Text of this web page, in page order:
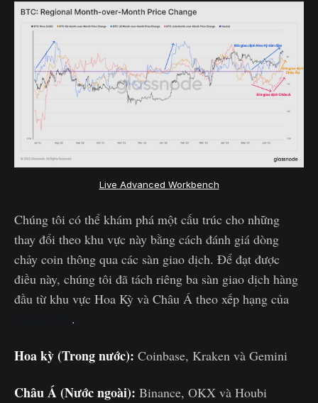
Live Advanced Workbench
Chúng tôi có thể khám phá một cấu trúc cho những
thay đổi theo khu vực này bằng cách đánh giá dòng
chảy coin thông qua các sàn giao dịch. Để đạt được
điều này, chúng tôi đã tách riêng ba sàn giao dịch hàng
đầu từ khu vực Hoa Kỳ và Châu Á theo xếp hạng của
.
Hoa kỳ (Trong nước): Coinbase, Kraken và Gemini
Châu Á (Nước ngoài): Binance, OKX và Houbi